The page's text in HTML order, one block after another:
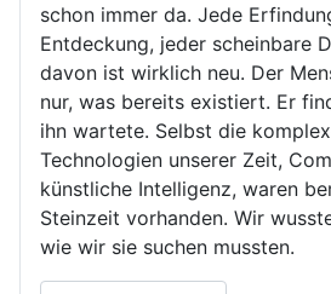
schon immer da. Jede
Entdeckung, jeder scheinbare
davon ist wirklich neu. Der
nur, was bereits existiert. Er
ihn wartete. Selbst die
Technologien unserer Zeit,
künstliche Intelligenz, waren
Steinzeit vorhanden. Wir
wie wir sie suchen mussten.